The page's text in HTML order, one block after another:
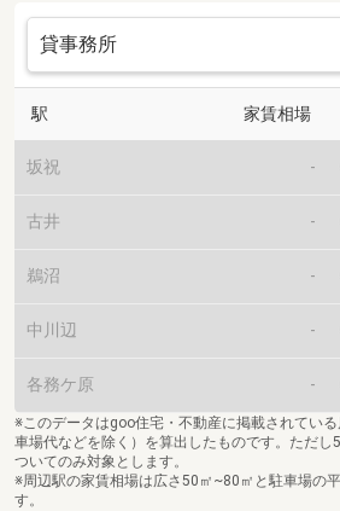
駅 家賃相場
坂祝 -
古井 -
鵜沼 -
中川辺 -
各務ケ原 -
※このデータはgoo住宅・不動産に掲載されてい
車場代などを除く）を算出したものです。ただし
ついてのみ対象とします。
※周辺駅の家賃相場は広さ50㎡~80㎡と駐車場の
す。